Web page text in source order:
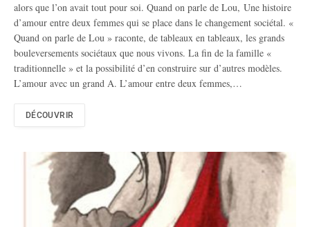
alors que l’on avait tout pour soi. Quand on parle de Lou, Une histoire
d’amour entre deux femmes qui se place dans le changement sociétal. «
Quand on parle de Lou » raconte, de tableaux en tableaux, les grands
bouleversements sociétaux que nous vivons. La fin de la famille «
traditionnelle » et la possibilité d’en construire sur d’autres modèles.
L’amour avec un grand A. L’amour entre deux femmes,…
DÉCOUVRIR